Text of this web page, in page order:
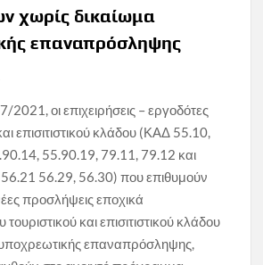
χωρίς δικαίωμα
επαναπρόσληψης
οι επιχειρήσεις – εργοδότες
επισιτιστικού κλάδου (ΚΑΔ 55.10,
55.90.19, 79.11, 79.12 και
56.29, 56.30) που επιθυμούν
προσλήψεις εποχικά
και επισιτιστικού κλάδου
επαναπρόσληψης,